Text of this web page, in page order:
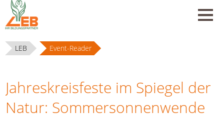
LEB Event-Reader
Jahreskreisfeste im Spiegel der
Natur: Sommersonnenwende